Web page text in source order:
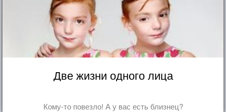
Две жизни одного лица
Кому-то повезло! А у вас есть близнец?